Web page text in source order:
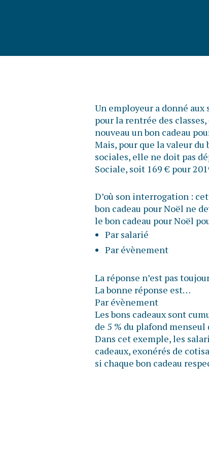
Un employeur a donné aux
pour la rentrée des
nouveau un bon cadeau
Mais, pour que la valeur du
sociales, elle ne doit pas
Sociale, soit 169 € pour
D’où son interrogation :
bon cadeau pour Noël ne
le bon cadeau pour Noël
Par salarié
Par évènement
La réponse n’est pas
La bonne réponse est…
Par évènement
Les bons cadeaux sont
de 5 % du plafond
Dans cet exemple, les
cadeaux, exonérés de
si chaque bon cadeau